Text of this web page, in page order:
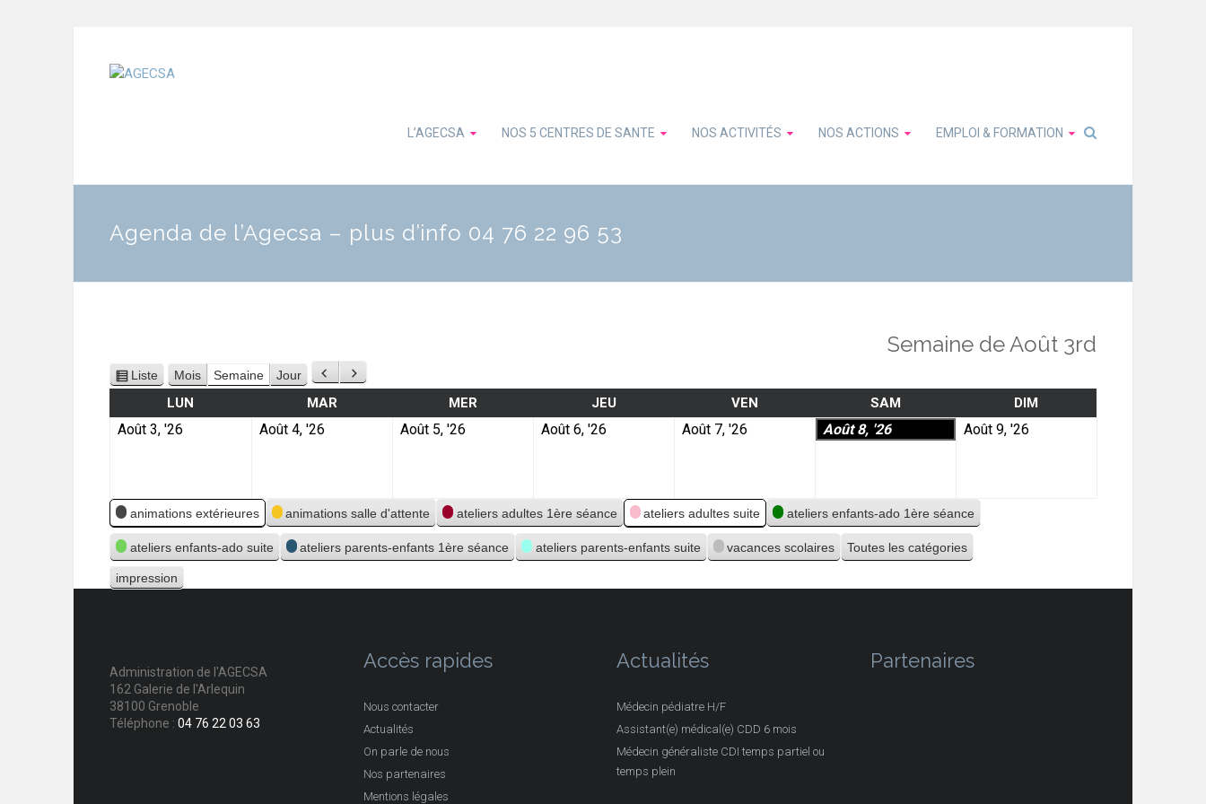
L’AGECSA NOS 5 CENTRES DE SANTE NOS ACTIVITÉS NOS ACTIONS EMPLOI & FORMATION
Agenda de l’Agecsa – plus d’info 04 76 22 96 53
Semaine de Août 3rd
Vue
Liste Mois Semaine Jour Précédent
Suivant
LUN MAR MER JEU VEN SAM DIM
Août 3, '26 Août 4, '26 Août 5, '26 Août 6, '26 Août 7, '26 Août 8, '26 Août 9, '26
Catégories
animations extérieures animations salle d'attente ateliers adultes 1ère séance ateliers adultes suite ateliers enfants-ado 1ère séance
ateliers enfants-ado suite ateliers parents-enfants 1ère séance ateliers parents-enfants suite vacances scolaires Toutes les catégories
Vue
impression
Administration de l'AGECSA
162 Galerie de l'Arlequin
38100 Grenoble
Téléphone : 04 76 22 03 63
Accès rapides
Nous contacter
Actualités
On parle de nous
Nos partenaires
Mentions légales
Actualités
Médecin pédiatre H/F
Assistant(e) médical(e) CDD 6 mois
Médecin généraliste CDI temps partiel ou
temps plein
Partenaires